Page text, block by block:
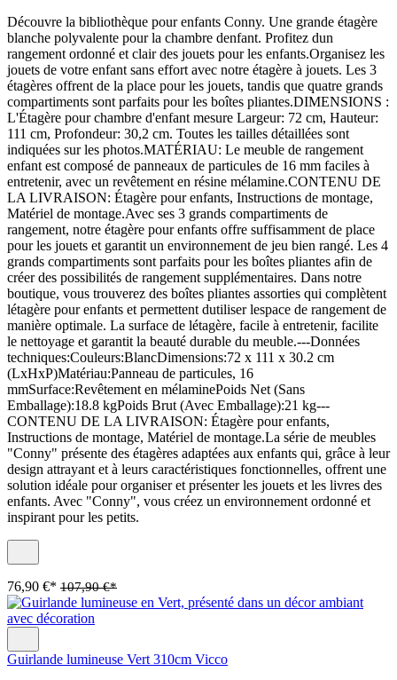
Découvre la bibliothèque pour enfants Conny. Une grande étagère
blanche polyvalente pour la chambre denfant. Profitez dun
rangement ordonné et clair des jouets pour les enfants.Organisez les
jouets de votre enfant sans effort avec notre étagère à jouets. Les 3
étagères offrent de la place pour les jouets, tandis que quatre grands
compartiments sont parfaits pour les boîtes pliantes.DIMENSIONS :
L'Étagère pour chambre d'enfant mesure Largeur: 72 cm, Hauteur:
111 cm, Profondeur: 30,2 cm. Toutes les tailles détaillées sont
indiquées sur les photos.MATÉRIAU: Le meuble de rangement
enfant est composé de panneaux de particules de 16 mm faciles à
entretenir, avec un revêtement en résine mélamine.CONTENU DE
LA LIVRAISON: Étagère pour enfants, Instructions de montage,
Matériel de montage.Avec ses 3 grands compartiments de
rangement, notre étagère pour enfants offre suffisamment de place
pour les jouets et garantit un environnement de jeu bien rangé. Les 4
grands compartiments sont parfaits pour les boîtes pliantes afin de
créer des possibilités de rangement supplémentaires. Dans notre
boutique, vous trouverez des boîtes pliantes assorties qui complètent
létagère pour enfants et permettent dutiliser lespace de rangement de
manière optimale. La surface de létagère, facile à entretenir, facilite
le nettoyage et garantit la beauté durable du meuble.---Données
techniques:Couleurs:BlancDimensions:72 x 111 x 30.2 cm
(LxHxP)Matériau:Panneau de particules, 16
mmSurface:Revêtement en mélaminePoids Net (Sans
Emballage):18.8 kgPoids Brut (Avec Emballage):21 kg---
CONTENU DE LA LIVRAISON: Étagère pour enfants,
Instructions de montage, Matériel de montage.La série de meubles
"Conny" présente des étagères adaptées aux enfants qui, grâce à leur
design attrayant et à leurs caractéristiques fonctionnelles, offrent une
solution idéale pour organiser et présenter les jouets et les livres des
enfants. Avec "Conny", vous créez un environnement ordonné et
inspirant pour les petits.
76,90 €* 107,90 €*
Guirlande lumineuse Vert 310cm Vicco